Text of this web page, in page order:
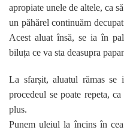
apropiate unele de altele, ca
un păhărel continuăm
Acest aluat însă, se ia în
biluța ce va sta deasupra
La sfarșit, aluatul rămas se
procedeul se poate repeta,
plus.
Punem uleiul la încins în